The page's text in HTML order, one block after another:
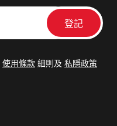
使用條款 細則及 私隱政策